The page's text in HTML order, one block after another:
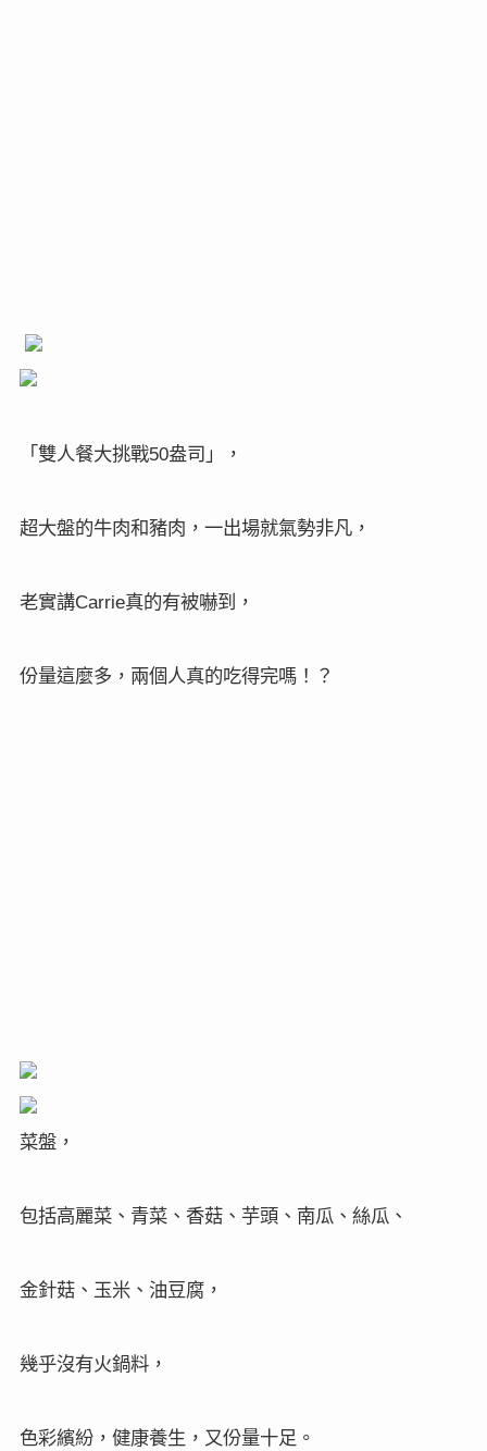
「雙人餐大挑戰50盎司」，
超大盤的牛肉和豬肉，一出場就氣勢非凡，
老實講Carrie真的有被嚇到，
份量這麼多，兩個人真的吃得完嗎！？
菜盤，
包括高麗菜、青菜、香菇、芋頭、南瓜、絲瓜、
金針菇、玉米、油豆腐，
幾乎沒有火鍋料，
色彩繽紛，健康養生，又份量十足。